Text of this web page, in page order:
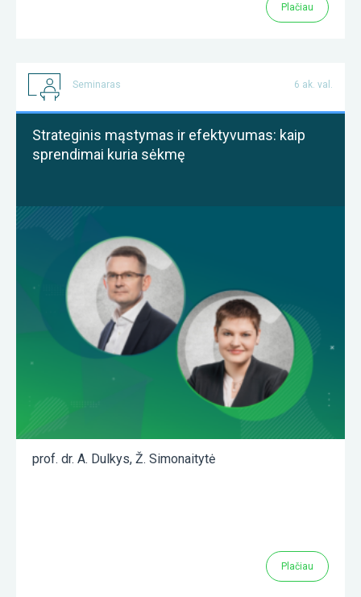
Plačiau
Seminaras 6 ak. val.
Strateginis mąstymas ir efektyvumas: kaip
sprendimai kuria sėkmę
prof. dr. A. Dulkys, Ž. Simonaitytė
Plačiau